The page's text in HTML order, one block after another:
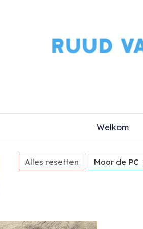
Welkom
Alles resetten Moor de PC